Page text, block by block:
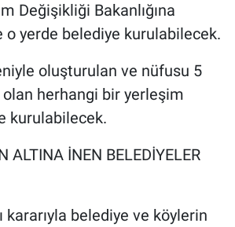
Değişikliği Bakanlığına
o yerde belediye kurulabilecek.
oluşturulan ve nüfusu 5
herhangi bir yerleşim
kurulabilecek.
ALTINA İNEN BELEDİYELER
kararıyla belediye ve köylerin